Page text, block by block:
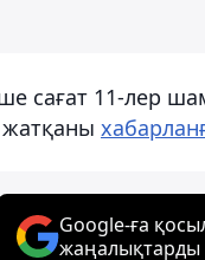
сағат 11-лер
жатқаны
Google-ға
жаңалықтарды